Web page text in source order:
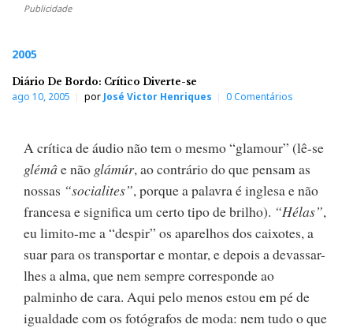
Publicidade
2005
Diário De Bordo: Crítico Diverte-se
ago 10, 2005 por José Victor Henriques 0 Comentários
A crítica de áudio não tem o mesmo “glamour” (lê-se
glémâ e não glámúr, ao contrário do que pensam as
nossas “socialites”, porque a palavra é inglesa e não
francesa e significa um certo tipo de brilho). “Hélas”,
eu limito-me a “despir” os aparelhos dos caixotes, a
suar para os transportar e montar, e depois a devassar-
lhes a alma, que nem sempre corresponde ao
palminho de cara. Aqui pelo menos estou em pé de
igualdade com os fotógrafos de moda: nem tudo o que